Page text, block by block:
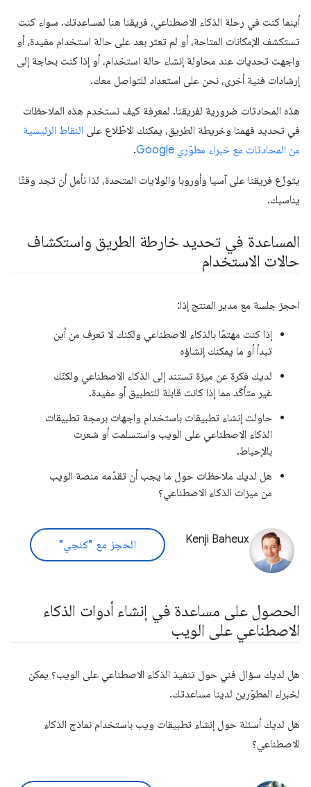
أينما كنت في رحلة الذكاء الاصطناعي، فريقنا هنا لمساعدتك. سواء كنت
تستكشف الإمكانات المتاحة، أو لم تعثر بعد على حالة استخدام مفيدة، أو
واجهت تحديات عند محاولة إنشاء حالة استخدام، أو إذا كنت بحاجة إلى
إرشادات فنية أخرى، نحن على استعداد للتواصل معك.
هذه المحادثات ضرورية لفريقنا. لمعرفة كيف نستخدم هذه الملاحظات
في تحديد فهمنا وخريطة الطريق، يمكنك الاطّلاع على النقاط الرئيسية
من المحادثات مع خبراء مطوّري Google
.
يتوزّع فريقنا على آسيا وأوروبا والولايات المتحدة، لذا نأمل أن تجد وقتًا
يناسبك.
المساعدة في تحديد خارطة الطريق واستكشاف
حالات الاستخدام
احجز جلسة مع مدير المنتج إذا:
إذا كنت مهتمًا بالذكاء الاصطناعي ولكنك لا تعرف من أين
تبدأ أو ما يمكنك إنشاؤه
لديك فكرة عن ميزة تستند إلى الذكاء الاصطناعي ولكنّك
غير متأكّد مما إذا كانت قابلة للتطبيق أو مفيدة.
حاولت إنشاء تطبيقات باستخدام واجهات برمجة تطبيقات
الذكاء الاصطناعي على الويب واستسلمت أو شعرت
بالإحباط.
هل لديك ملاحظات حول ما يجب أن تقدّمه منصة الويب
من ميزات الذكاء الاصطناعي؟
Kenji Baheux الحجز مع "كنجي"
الحصول على مساعدة في إنشاء أدوات الذكاء
الاصطناعي على الويب
هل لديك سؤال فني حول تنفيذ الذكاء الاصطناعي على الويب؟ يمكن
لخبراء المطوّرين لدينا مساعدتك.
هل لديك أسئلة حول إنشاء تطبيقات ويب باستخدام نماذج الذكاء
الاصطناعي؟